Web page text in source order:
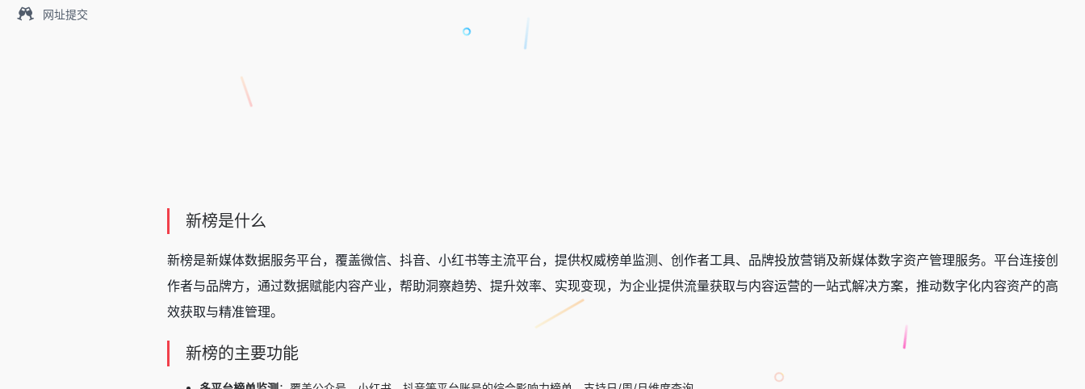
网址提交
新榜是什么
新榜是新媒体数据服务平台，覆盖微信、抖音、小红书等主流平台，提供权威榜单监测、创作者工具、品牌投放营销及新媒体数字资产管理服务。平台连接创
作者与品牌方，通过数据赋能内容产业，帮助洞察趋势、提升效率、实现变现，为企业提供流量获取与内容运营的一站式解决方案，推动数字化内容资产的高
效获取与精准管理。
新榜的主要功能